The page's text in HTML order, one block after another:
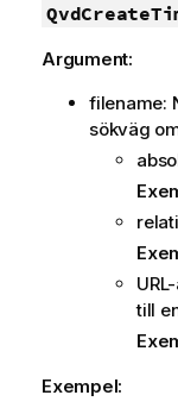
Argument:
filename:
sökväg
till
Exempel: